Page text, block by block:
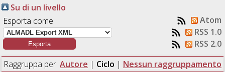
Su di un livello
Esporta come
Atom
RSS 1.0
RSS 2.0
Raggruppa per: Autore | Ciclo | Nessun raggruppamento